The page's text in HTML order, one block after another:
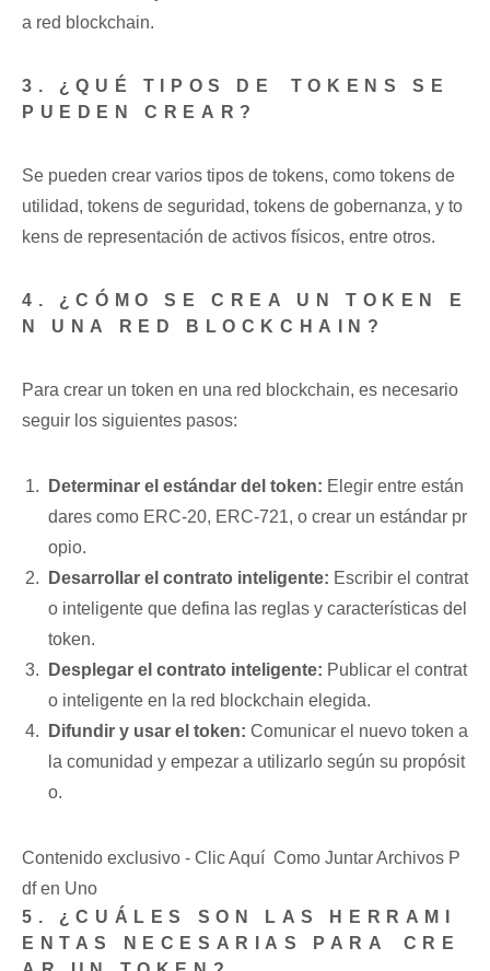
a ⁤red blockchain.
3. ‍¿QUÉ TIPOS DE ⁤TOKENS SE
PUEDEN ‌CREAR?
Se ⁢pueden crear⁤ varios tipos de tokens, ⁢como ⁤tokens​ de
utilidad, tokens de seguridad, tokens de gobernanza,​ y to
kens de representación de‍ activos físicos, entre otros.
4. ¿CÓMO SE CREA UN TOKEN E
N UNA RED ‌BLOCKCHAIN?
Para crear un token en una red blockchain,​ es⁢ necesario
seguir los siguientes pasos:
Determinar el​ estándar del token: ⁢Elegir entre⁢ están
dares⁢ como ‍ERC-20, ERC-721, ⁤o crear⁤ un estándar​ pr
opio.
Desarrollar el contrato inteligente: Escribir⁢ el ​contrat
o inteligente que defina‌ las reglas y características del
token.
Desplegar el ⁤contrato inteligente: ‍Publicar el contrat
o inteligente en ⁢la red ‌blockchain elegida.
Difundir y‌ usar ⁤el token: Comunicar el nuevo token a‌
la comunidad y empezar a utilizarlo según ​su⁣ propósit
o.
Contenido exclusivo - Clic Aquí Como Juntar Archivos P
df en Uno
5. ¿CUÁLES SON LAS HERRAMI
ENTAS NECESARIAS PARA⁢ CRE